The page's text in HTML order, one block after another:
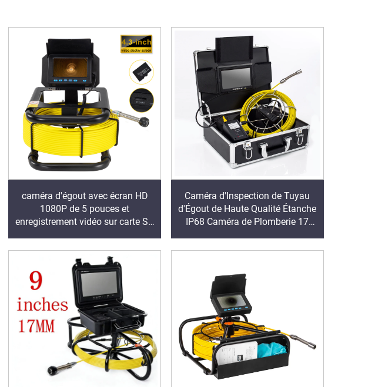
caméra d'égout avec écran HD
1080P de 5 pouces et
enregistrement vidéo sur carte SD
Caméra d'Inspection de Tuyau
d'Égout de Haute Qualité Étanche
IP68 Caméra de Plomberie 17